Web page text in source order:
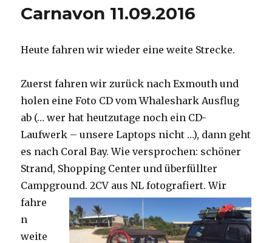
Carnavon 11.09.2016
Heute fahren wir wieder eine weite Strecke.
Zuerst fahren wir zurück nach Exmouth und
holen eine Foto CD vom Whaleshark Ausflug
ab (… wer hat heutzutage noch ein CD-
Laufwerk – unsere Laptops nicht …), dann geht
es nach Coral Bay. Wie versprochen: schöner
Strand, Shopping Center und überfüllter
Campground.2CV aus NL fotografiert. Wir
fahre
n
weite